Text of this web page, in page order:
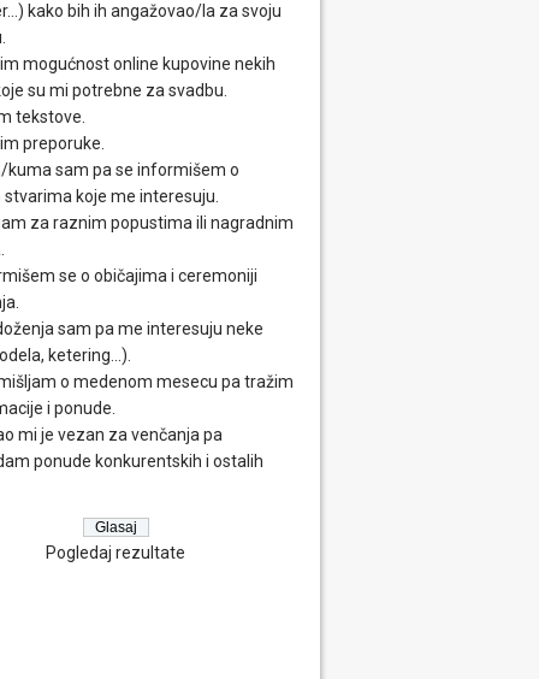
kako bih ih angažovao/la za svoju
mogućnost online kupovine nekih
su mi potrebne za svadbu.
tekstove.
preporuke.
kuma sam pa se informišem o
koje me interesuju.
za raznim popustima ili nagradnim
se o običajima i ceremoniji
sam pa me interesuju neke
ketering...).
o medenom mesecu pa tražim
i ponude.
mi je vezan za venčanja pa
ponude konkurentskih i ostalih
Pogledaj rezultate